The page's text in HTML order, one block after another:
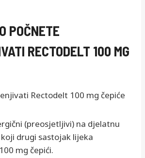
POČNETE
RECTODELT 100 MG
Rectodelt 100 mg čepiće
(preosjetljivi) na djelatnu
drugi sastojak lijeka
mg čepići.